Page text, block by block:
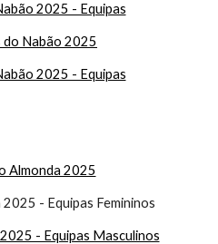
2025 - Equipas
do Nabão 2025
2025 - Equipas
Almonda 2025
- Equipas Femininos
- Equipas Masculinos